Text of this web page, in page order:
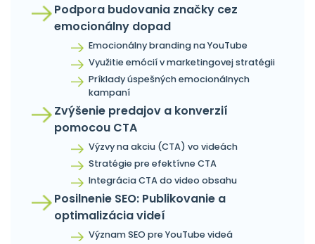
Podpora budovania značky cez
emocionálny dopad
Emocionálny branding na YouTube
Využitie emócií v marketingovej stratégii
Príklady úspešných emocionálnych
kampaní
Zvýšenie predajov a konverzií
pomocou CTA
Výzvy na akciu (CTA) vo videách
Stratégie pre efektívne CTA
Integrácia CTA do video obsahu
Posilnenie SEO: Publikovanie a
optimalizácia videí
Význam SEO pre YouTube videá